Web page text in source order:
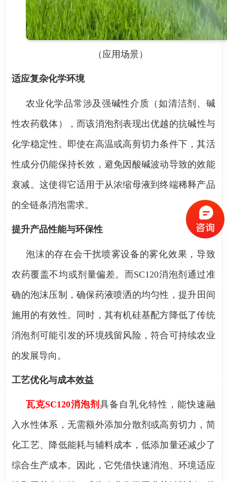
（应用场景）
适应复杂化学环境
农业化学品常涉及强碱性介质（如清洁剂、碱
性农药载体），而该消泡剂表现出优越的抗碱性与
化学稳定性。即使在高温或高剪切力条件下，其活
性成分仍能保持长效，避免因酸碱波动导致的效能
衰减。这使得它适用于从浓缩母液到终端稀释产品
的全链条消泡需求。
提升产品性能与环保性
泡沫的存在会干扰喷雾设备的雾化效果，导致
农药覆盖不均或剂量偏差。而SC120消泡剂 通过准
确的泡沫压制，确保药液喷洒的均匀性，提升田间
施用的有效性。同时，其有机硅基配方降低了传统
消泡剂可能引发的环境残留风险，符合可持续农业
的发展导向。
工艺优化与成本效益
瓦克SC120消泡剂具备自乳化特性，能快速融
入水性体系，无需额外添加分散剂或高剪切力，简
化工艺、降低能耗与辅料成本，低添加量还减少了
综合生产成本。
因此， 它凭借快速消泡、环境适应